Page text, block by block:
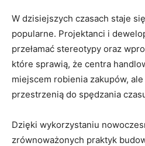
W dzisiejszych czasach staje
popularne. Projektanci‍ i
przełamać stereotypy oraz
które sprawią, że centra
miejscem⁣ robienia zakupów,
przestrzenią do spędzania
Dzięki wykorzystaniu
zrównoważonych ‌praktyk